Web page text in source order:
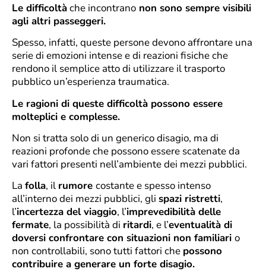
Le difficoltàche incontrano non sono sempre visibili
agli altri passeggeri.
Spesso, infatti, queste persone devono affrontare una
serie di emozioni intense e di reazioni fisiche che
rendono il semplice atto di utilizzare il trasporto
pubblico un’esperienza traumatica.
Le ragioni di queste difficoltà possono essere
molteplici e complesse.
Non si tratta solo di un generico disagio, ma di
reazioni profonde che possono essere scatenate da
vari fattori presenti nell’ambiente dei mezzi pubblici.
La folla, il rumore costante e spesso intenso
all’interno dei mezzi pubblici, gli spazi ristretti,
l’incertezza del viaggio, l’imprevedibilità delle
fermate, la possibilità di ritardi, e l’eventualità di
doversi confrontare con situazioni non familiari o
non controllabili, sono tutti fattori che possono
contribuire a generare un forte disagio.